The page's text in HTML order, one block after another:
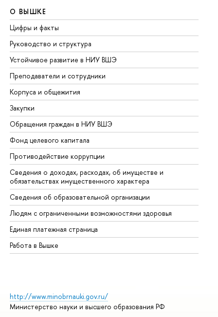
О ВЫШКЕ
Цифры и факты
Руководство и структура
Устойчивое развитие в НИУ ВШЭ
Преподаватели и сотрудники
Корпуса и общежития
Закупки
Обращения граждан в НИУ ВШЭ
Фонд целевого капитала
Противодействие коррупции
Сведения о доходах, расходах, об имуществе и
обязательствах имущественного характера
Сведения об образовательной организации
Людям с ограниченными возможностями здоровья
Единая платежная страница
Работа в Вышке
http://www.minobrnauki.gov.ru/
Министерство науки и высшего образования РФ